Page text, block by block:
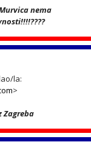
nema
la:
>
Zagreba